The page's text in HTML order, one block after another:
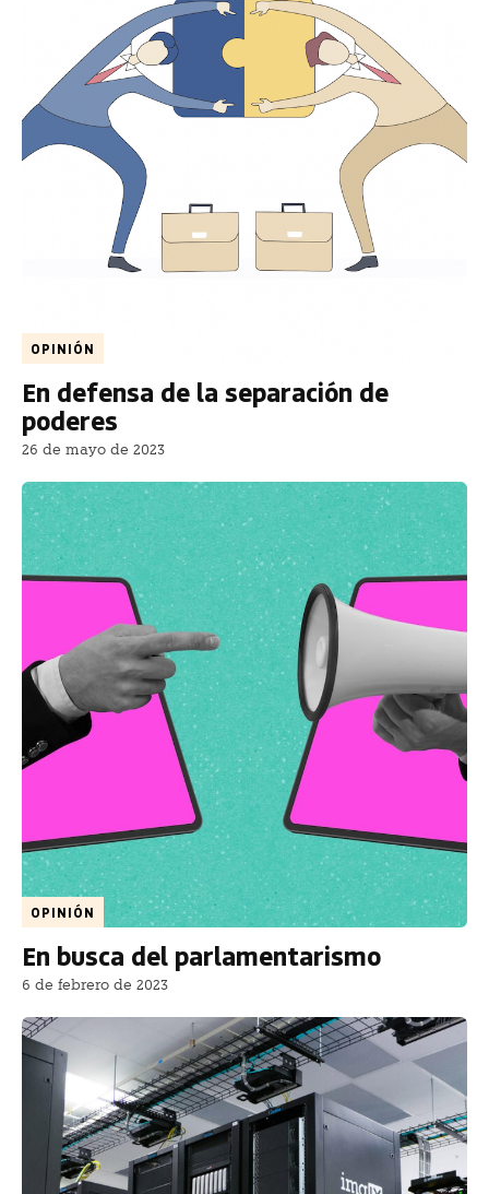
OPINIÓN
En defensa de la separación de
poderes
26 de mayo de 2023
OPINIÓN
En busca del parlamentarismo
6 de febrero de 2023